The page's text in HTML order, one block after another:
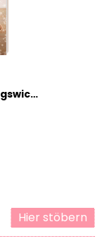
Winterliche Überraschungswichtel
Hier stöbern